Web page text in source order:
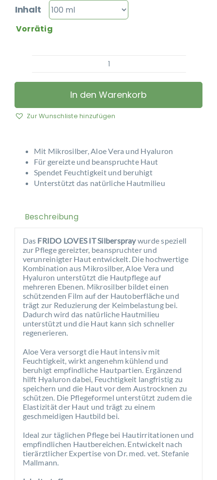
Inhalt
Vorrätig
FRIDO
LOVES
IT
Silberspray
In den Warenkorb
Zur Wunschliste hinzufügen
Mit Mikrosilber, Aloe Vera und Hyaluron
Für gereizte und beanspruchte Haut
Spendet Feuchtigkeit und beruhigt
Unterstützt das natürliche Hautmilieu
Beschreibung
Das FRIDO LOVES IT Silberspraywurde speziell
zur Pflege gereizter, beanspruchter und
verunreinigter Haut entwickelt. Die hochwertige
Kombination aus Mikrosilber, Aloe Vera und
Hyaluron unterstützt die Hautpflege auf
mehreren Ebenen. Mikrosilber bildet einen
schützenden Film auf der Hautoberfläche und
trägt zur Reduzierung der Keimbelastung bei.
Dadurch wird das natürliche Hautmilieu
unterstützt und die Haut kann sich schneller
regenerieren.
Aloe Vera versorgt die Haut intensiv mit
Feuchtigkeit, wirkt angenehm kühlend und
beruhigt empfindliche Hautpartien. Ergänzend
hilft Hyaluron dabei, Feuchtigkeit langfristig zu
speichern und die Haut vor dem Austrocknen zu
schützen. Die Pflegeformel unterstützt zudem die
Elastizität der Haut und trägt zu einem
geschmeidigen Hautbild bei.
Ideal zur täglichen Pflege bei Hautirritationen und
empfindlichen Hautbereichen. Entwickelt nach
tierärztlicher Expertise von Dr. med. vet. Stefanie
Mallmann.